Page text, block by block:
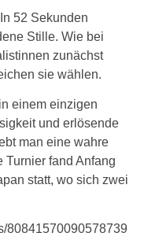
52 Sekunden
Stille. Wie bei
zunächst
sie wählen.
einem einzigen
und erlösende
man eine wahre
Turnier fand Anfang
statt, wo sich zwei
80841570090578739